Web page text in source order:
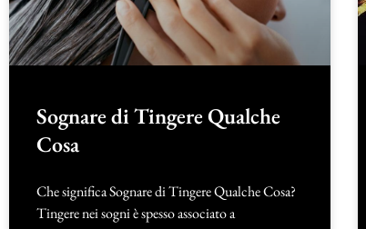
Sognare di Tingere Qualche
Cosa
Che significa Sognare di Tingere Qualche Cosa?
Tingere nei sogni è spesso associato a